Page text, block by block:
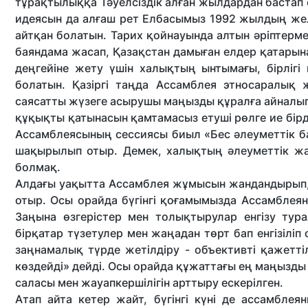
идеясын да алғаш рет Елбасымыз 1992 жылдың
айтқан болатын. Тарих қойнауында алтын
баяндама жасап, Қазақстан дамыған елдер
деңгейіне жету үшін халықтың ынтымағы,
болатын. Қазіргі таңда Ассамблея
саясатты жүзеге асырушы маңызды құралға
құқықты қатынасын қамтамасыз етуші рөлге ие
Ассамблеясының сессиясы биыл «Бес әлеуметтік
шақырылып отыр. Демек, халықтың әлеуметтік
болмақ.
Алдағы уақытта Ассамблея жұмысын жандандырып,
отыр. Осы орайда бүгінгі қоғамымызда
Заңына өзгерістер мен толықтырулар енгізу
бірқатар түзетулер мен жаңадан төрт бап
заңнамалық түрде жетілдіру - объективті
көздейді» дейді. Осы орайда құжаттағы ең
саласы мен жауапкершілігін арттыру ескерілген.
Атап айта кетер жайт, бүгінгі күні де